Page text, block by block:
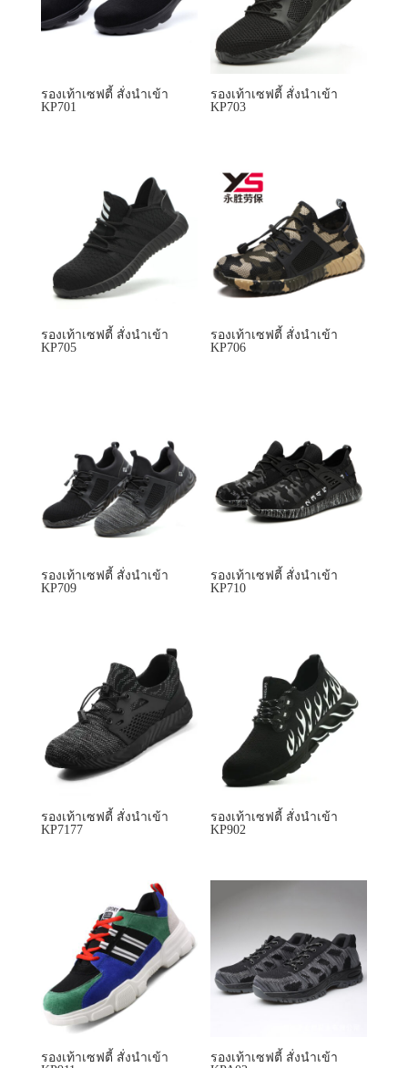
รองเท้าเซฟตี้ สั่งนำเข้า
KP701
รองเท้าเซฟตี้ สั่งนำเข้า
KP703
รองเท้าเซฟตี้ สั่งนำเข้า
KP705
รองเท้าเซฟตี้ สั่งนำเข้า
KP706
รองเท้าเซฟตี้ สั่งนำเข้า
KP709
รองเท้าเซฟตี้ สั่งนำเข้า
KP710
รองเท้าเซฟตี้ สั่งนำเข้า
KP7177
รองเท้าเซฟตี้ สั่งนำเข้า
KP902
รองเท้าเซฟตี้ สั่งนำเข้า
รองเท้าเซฟตี้ สั่งนำเข้า